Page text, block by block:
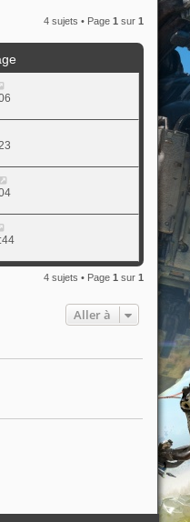
4 sujets • Page 1 sur 1
4 sujets • Page 1 sur 1
Aller à